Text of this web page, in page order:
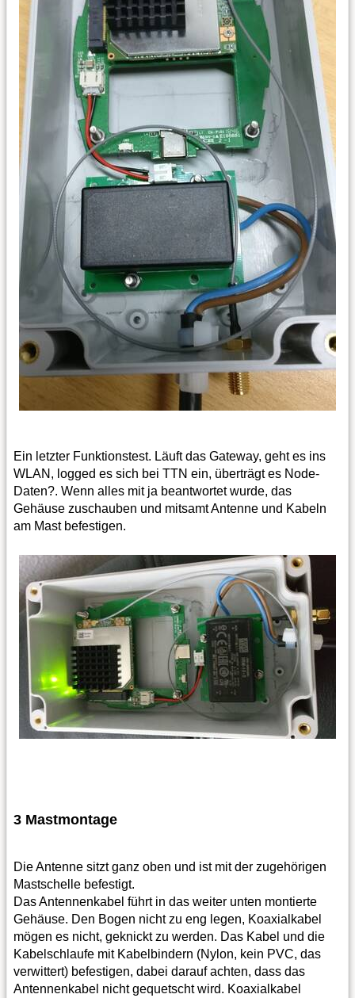
Ein letzter Funktionstest. Läuft das Gateway, geht es ins
WLAN, logged es sich bei TTN ein, überträgt es Node-
Daten?. Wenn alles mit ja beantwortet wurde, das
Gehäuse zuschauben und mitsamt Antenne und Kabeln
am Mast befestigen.
3 Mastmontage
Die Antenne sitzt ganz oben und ist mit der zugehörigen
Mastschelle befestigt.
Das Antennenkabel führt in das weiter unten montierte
Gehäuse. Den Bogen nicht zu eng legen, Koaxialkabel
mögen es nicht, geknickt zu werden. Das Kabel und die
Kabelschlaufe mit Kabelbindern (Nylon, kein PVC, das
verwittert) befestigen, dabei darauf achten, dass das
Antennenkabel nicht gequetscht wird. Koaxialkabel